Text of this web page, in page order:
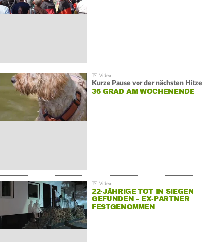
Kurze Pause vor der nächsten Hitze
36 GRAD AM WOCHENENDE
22-JÄHRIGE TOT IN SIEGEN
GEFUNDEN – EX-PARTNER
FESTGENOMMEN